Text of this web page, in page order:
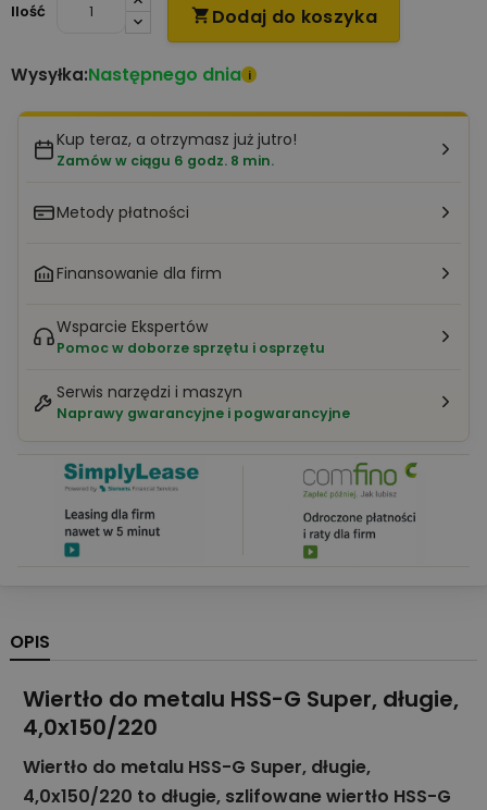
Ilość
 Dodaj do koszyka
Wysyłka:Następnego dnia i
Kup teraz, a otrzymasz już jutro!
Zamów w ciągu 6 godz. 8 min.
Metody płatności
Finansowanie dla firm
Wsparcie Ekspertów
Pomoc w doborze sprzętu i osprzętu
Serwis narzędzi i maszyn
Naprawy gwarancyjne i pogwarancyjne
OPIS
Wiertło do metalu HSS-G Super, długie,
4,0x150/220
Wiertło do metalu HSS-G Super, długie,
4,0x150/220 to długie, szlifowane wiertło HSS-G